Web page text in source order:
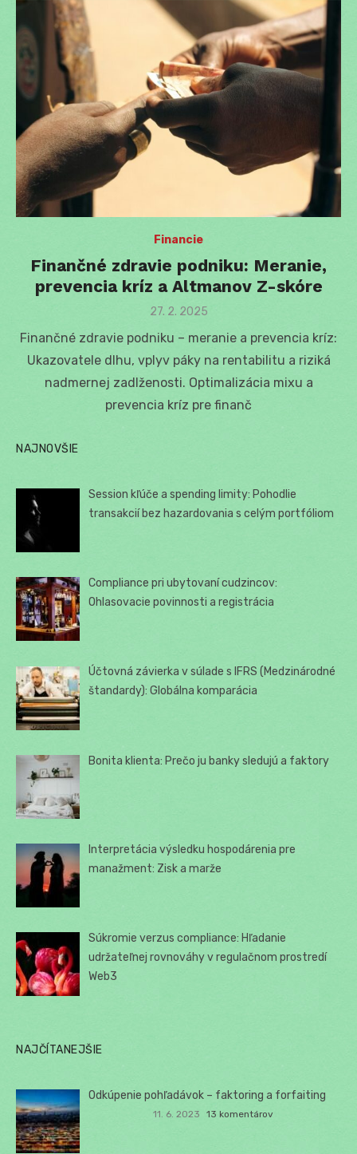
Financie
Finančné zdravie podniku: Meranie,
prevencia kríz a Altmanov Z-skóre
Posted
27. 2. 2025
Finančné zdravie podniku – meranie a prevencia kríz:
Ukazovatele dlhu, vplyv páky na rentabilitu a riziká
nadmernej zadlženosti. Optimalizácia mixu a
prevencia kríz pre finanč
NAJNOVŠIE
Session kľúče a spending limity: Pohodlie
transakcií bez hazardovania s celým portfóliom
Compliance pri ubytovaní cudzincov:
Ohlasovacie povinnosti a registrácia
Účtovná závierka v súlade s IFRS (Medzinárodné
štandardy): Globálna komparácia
Bonita klienta: Prečo ju banky sledujú a faktory
Interpretácia výsledku hospodárenia pre
manažment: Zisk a marže
Súkromie verzus compliance: Hľadanie
udržateľnej rovnováhy v regulačnom prostredí
Web3
NAJČÍTANEJŠIE
Odkúpenie pohľadávok – faktoring a forfaiting
11. 6. 2023 13 komentárov